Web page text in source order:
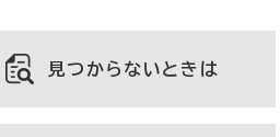
見つからないときは